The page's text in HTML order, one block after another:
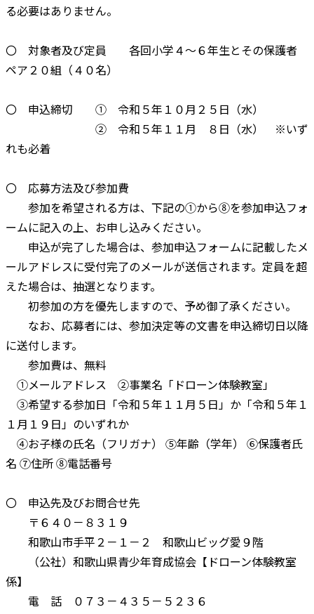
る必要はありません。
〇 対象者及び定員 各回小学４～６年生とその保護者
ペア２０組（４０名）
〇 申込締切 ① 令和５年１０月２５日（水）
② 令和５年１１月 ８日（水） ※いず
れも必着
〇 応募方法及び参加費
参加を希望される方は、下記の①から⑧を参加申込フォ
ームに記入の上、お申し込みください。
申込が完了した場合は、参加申込フォームに記載したメ
ールアドレスに受付完了のメールが送信されます。定員を超
えた場合は、抽選となります。
初参加の方を優先しますので、予め御了承ください。
なお、応募者には、参加決定等の文書を申込締切日以降
に送付します。
参加費は、無料
①メールアドレス ②事業名「ドローン体験教室」
③希望する参加日「令和５年１１月５日」か「令和５年１
１月１９日」のいずれか
④お子様の氏名（フリガナ） ⑤年齢（学年） ⑥保護者氏
名 ⑦住所 ⑧電話番号
〇 申込先及びお問合せ先
〒６４０－８３１９
和歌山市手平２－１－２ 和歌山ビッグ愛９階
（公社）和歌山県青少年育成協会【ドローン体験教室
係】
電 話 ０７３－４３５－５２３６